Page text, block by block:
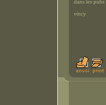
dans les
vincy